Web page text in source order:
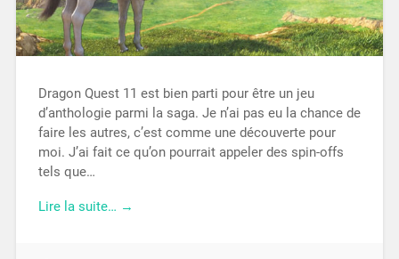
Dragon Quest 11 est bien parti pour être un jeu
d’anthologie parmi la saga. Je n’ai pas eu la chance de
faire les autres, c’est comme une découverte pour
moi. J’ai fait ce qu’on pourrait appeler des spin-offs
tels que…
Lire la suite… →